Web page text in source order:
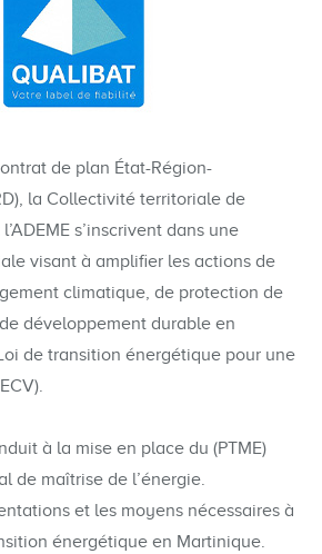
de plan État-Région-
la Collectivité territoriale de
s’inscrivent dans une
visant à amplifier les actions de
climatique, de protection de
développement durable en
de transition énergétique pour une
à la mise en place du (PTME)
de maîtrise de l’énergie.
et les moyens nécessaires à
énergétique en Martinique.